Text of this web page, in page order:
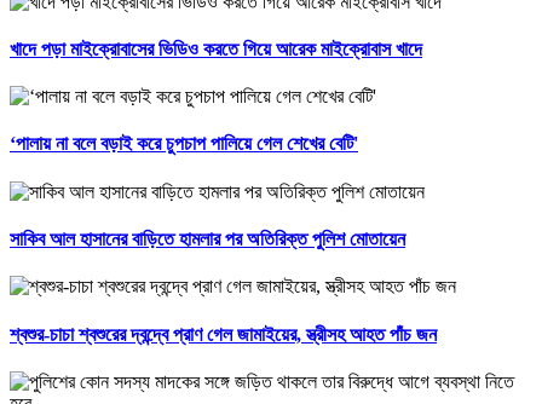
খাদে পড়া মাইক্রোবাসের ভিডিও করতে গিয়ে আরেক মাইক্রোবাস খাদে
‘পালায় না বলে বড়াই করে চুপচাপ পালিয়ে গেল শেখের বেটি'
সাকিব আল হাসানের বাড়িতে হামলার পর অতিরিক্ত পুলিশ মোতায়েন
শ্বশুর-চাচা শ্বশুরের দ্বন্দ্বে প্রাণ গেল জামাইয়ের, স্ত্রীসহ আহত পাঁচ জন